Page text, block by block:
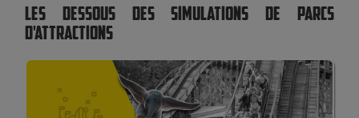
LES DESSOUS DES SIMULATIONS DE PARCS
D'ATTRACTIONS